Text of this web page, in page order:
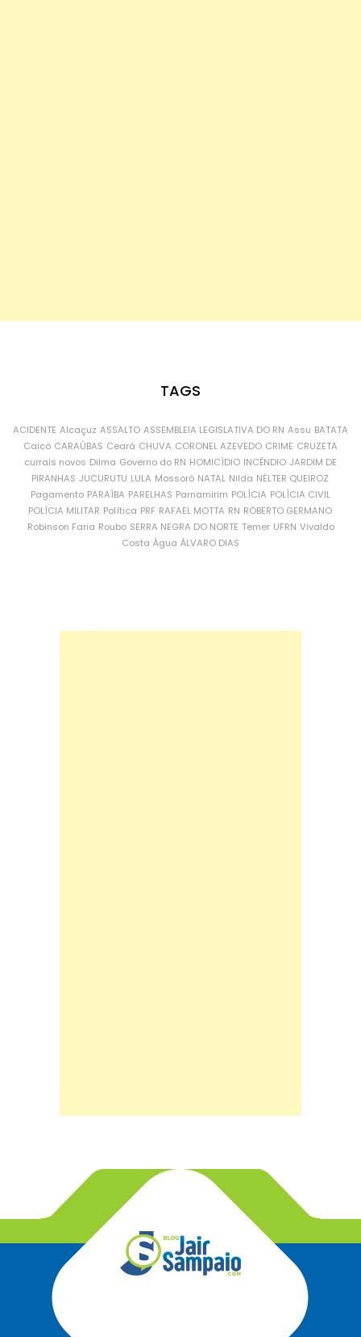
TAGS
ACIDENTE Alcaçuz ASSALTO ASSEMBLEIA LEGISLATIVA DO RN Assu BATATA
Caicó CARAÚBAS Ceará CHUVA CORONEL AZEVEDO CRIME CRUZETA
currais novos Dilma Governo do RN HOMICÍDIO INCÊNDIO JARDIM DE
PIRANHAS JUCURUTU LULA Mossoró NATAL Nilda NÉLTER QUEIROZ
Pagamento PARAÍBA PARELHAS Parnamirim POLÍCIA POLÍCIA CIVIL
POLÍCIA MILITAR Política PRF RAFAEL MOTTA RN ROBERTO GERMANO
Robinson Faria Roubo SERRA NEGRA DO NORTE Temer UFRN Vivaldo
Costa Água ÁLVARO DIAS